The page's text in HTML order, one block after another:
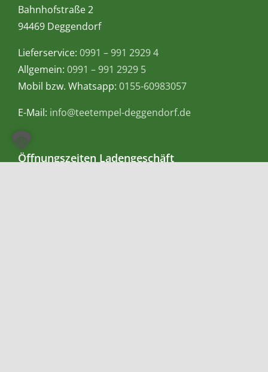
Bahnhofstraße 2
94469 Deggendorf
Lieferservice: 0991 – 991 2929 4
Allgemein: 0991 – 991 2929 5
Mobil bzw. Whatsapp: 0155-60983057
E-Mail: info@teetempel-deggendorf.de
Öffnungszeiten Ladengeschäft